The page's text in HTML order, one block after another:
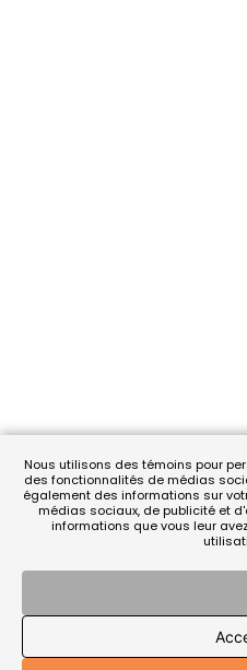
Nous utilisons des témoins pour
des fonctionnalités de médias
également des informations sur
médias sociaux, de publicité et
informations que vous leur